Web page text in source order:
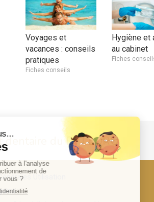
Voyages et
vacances : conseils
pratiques
Fiches conseils
Hygiène et
au cabinet
Fiches
dentaire du Dr LEDRU
Utilisation